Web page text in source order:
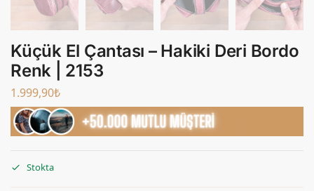
Küçük El Çantası – Hakiki Deri Bordo
Renk | 2153
1.999,90₺
Stokta